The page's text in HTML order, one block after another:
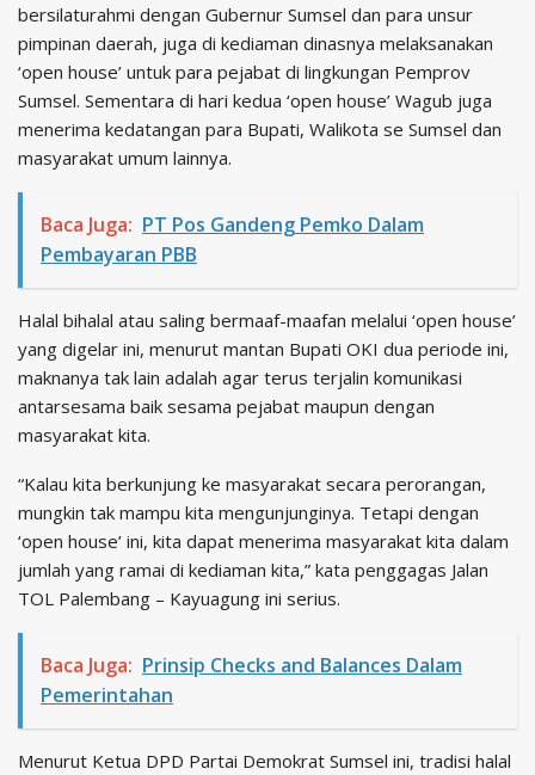
bersilaturahmi dengan Gubernur Sumsel dan para unsur
pimpinan daerah, juga di kediaman dinasnya melaksanakan
‘open house’ untuk para pejabat di lingkungan Pemprov
Sumsel. Sementara di hari kedua ‘open house’ Wagub juga
menerima kedatangan para Bupati, Walikota se Sumsel dan
masyarakat umum lainnya.
Baca Juga: PT Pos Gandeng Pemko Dalam
Pembayaran PBB
Halal bihalal atau saling bermaaf-maafan melalui ‘open house’
yang digelar ini, menurut mantan Bupati OKI dua periode ini,
maknanya tak lain adalah agar terus terjalin komunikasi
antarsesama baik sesama pejabat maupun dengan
masyarakat kita.
“Kalau kita berkunjung ke masyarakat secara perorangan,
mungkin tak mampu kita mengunjunginya. Tetapi dengan
‘open house’ ini, kita dapat menerima masyarakat kita dalam
jumlah yang ramai di kediaman kita,” kata penggagas Jalan
TOL Palembang – Kayuagung ini serius.
Baca Juga: Prinsip Checks and Balances Dalam
Pemerintahan
Menurut Ketua DPD Partai Demokrat Sumsel ini, tradisi halal